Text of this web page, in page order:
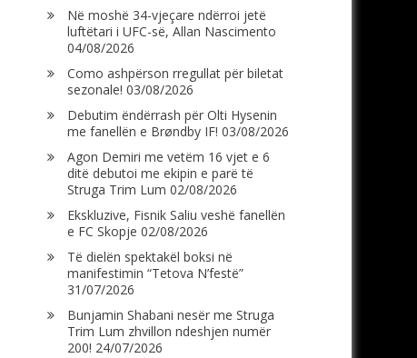
Në moshë 34-vjeçare ndërroi jetë
luftëtari i UFC-së, Allan Nascimento
04/08/2026
Como ashpërson rregullat për biletat
sezonale! 03/08/2026
Debutim ëndërrash për Olti Hysenin
me fanellën e Brøndby IF! 03/08/2026
Agon Demiri me vetëm 16 vjet e 6
ditë debutoi me ekipin e parë të
Struga Trim Lum 02/08/2026
Ekskluzive, Fisnik Saliu veshë fanellën
e FC Skopje 02/08/2026
Të dielën spektakël boksi në
manifestimin “Tetova N’festë”
31/07/2026
Bunjamin Shabani nesër me Struga
Trim Lum zhvillon ndeshjen numër
200! 24/07/2026